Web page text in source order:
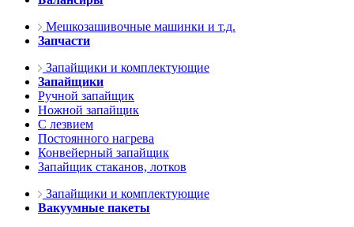
Мешкозашивочные машинки и т.д.
Запчасти
Запайщики и комплектующие
Запайщики
Ручной запайщик
Ножной запайщик
С лезвием
Постоянного нагрева
Конвейерный запайщик
Запайщик стаканов, лотков
Запайщики и комплектующие
Вакуумные пакеты